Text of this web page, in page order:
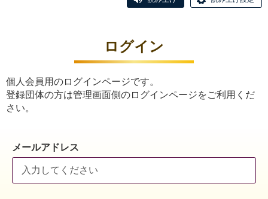
ログイン
個人会員用のログインページです。
登録団体の方は管理画面側のログインページをご利用くだ
さい。
メールアドレス